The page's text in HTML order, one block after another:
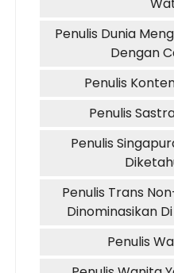
Penulis Dunia
Dengan
Penulis
Penulis
Penulis
Penulis Trans
Dinominasikan
Penulis